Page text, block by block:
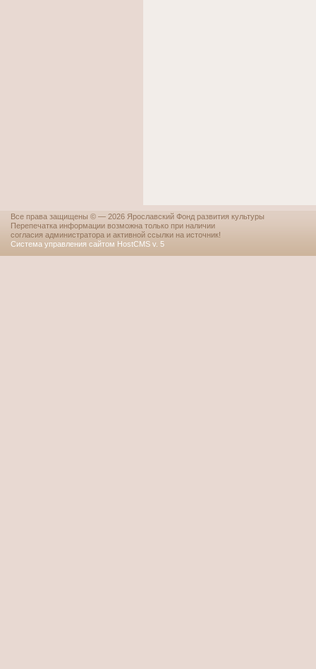
Все права защищены © — 2026 Ярославский Фонд развития культуры
Перепечатка информации возможна только при наличии
согласия администратора и активной ссылки на источник!
Система управления сайтом HostCMS v. 5